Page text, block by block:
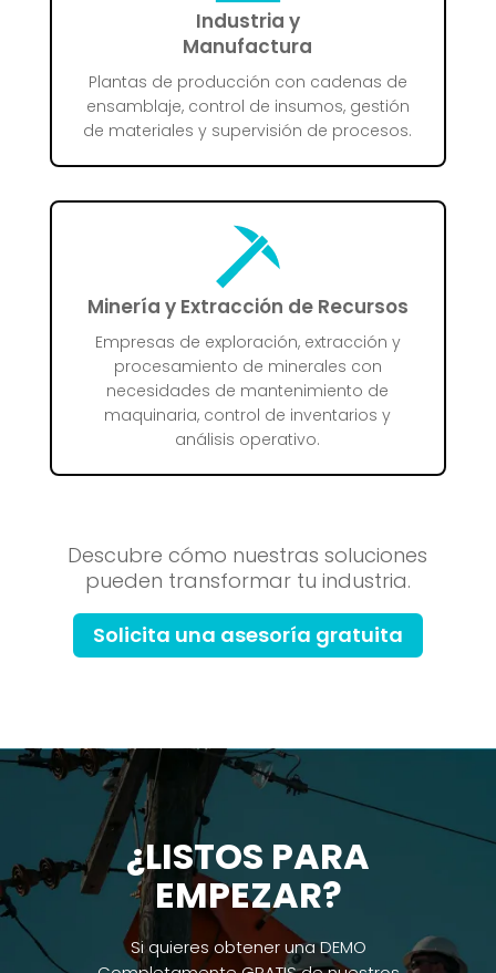
Industria y
Manufactura
Plantas de producción con cadenas de
ensamblaje, control de insumos, gestión
de materiales y supervisión de procesos.
Minería y Extracción de Recursos
Empresas de exploración, extracción y
procesamiento de minerales con
necesidades de mantenimiento de
maquinaria, control de inventarios y
análisis operativo.
Descubre cómo nuestras soluciones
pueden transformar tu industria.
Solicita una asesoría gratuita
¿LISTOS PARA
EMPEZAR?
Si quieres obtener una DEMO